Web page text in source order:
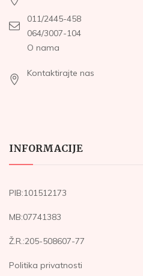
011/2445-458
064/3007-104
O nama
Kontaktirajte nas
INFORMACIJE
PIB:101512173
MB:07741383
Ž.R.:205-508607-77
Politika privatnosti